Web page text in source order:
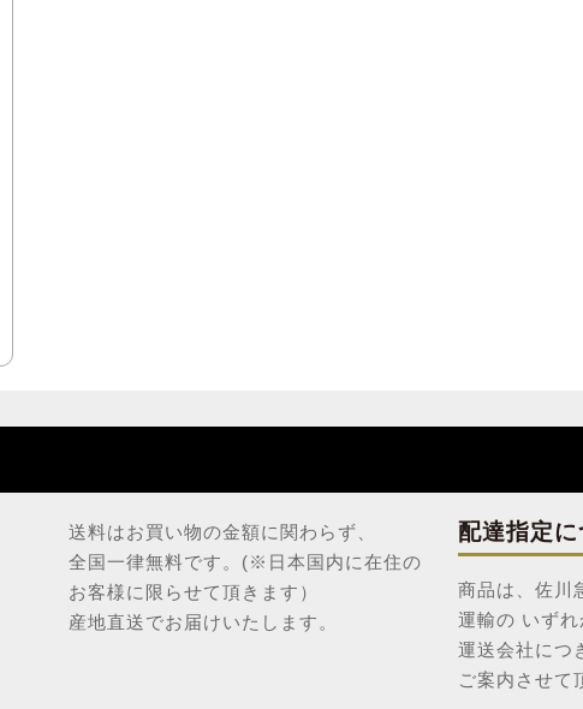
送料はお買い物の金額に関わらず、
全国一律無料です。(※日本国内に在住の
お客様に限らせて頂きます）
産地直送でお届けいたします。
配達指定に
商品は、佐川
運輸の いずれ
運送会社につ
ご案内させて